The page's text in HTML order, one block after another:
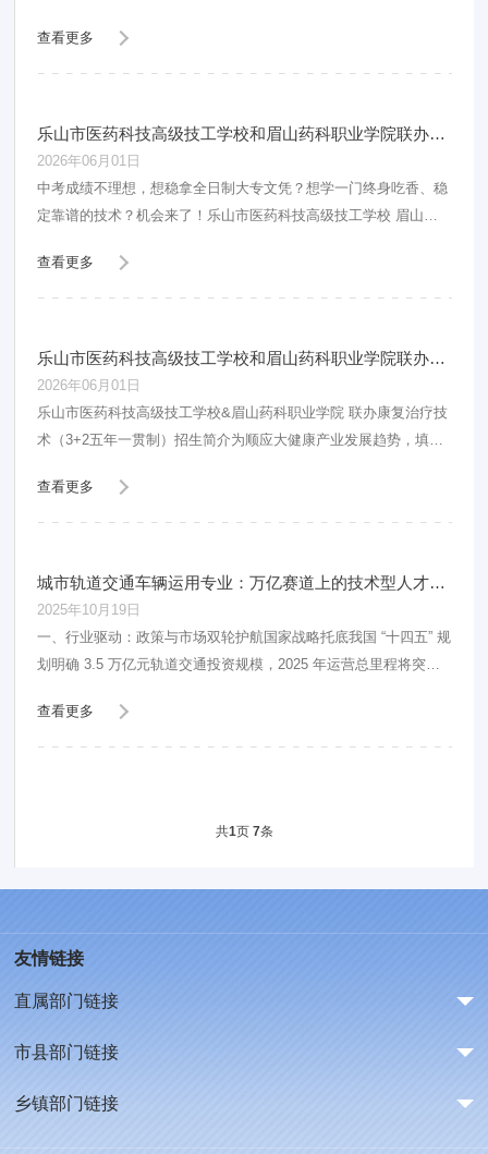
查看更多
乐山市医药科技高级技工学校和眉山药科职业学院联办护理（3+2）招生简介
2026年06月01日
中考成绩不理想，想稳拿全日制大专文凭？想学一门终身吃香、稳
定靠谱的技术？机会来了！乐山市医药科技高级技工学校 眉山药
查看更多
乐山市医药科技高级技工学校和眉山药科职业学院联办康复治疗技术（3+2）招生简介
2026年06月01日
乐山市医药科技高级技工学校&眉山药科职业学院 联办康复治疗技
术（3+2五年一贯制）招生简介为顺应大健康产业发展趋势，填补
查看更多
城市轨道交通车辆运用专业：万亿赛道上的技术型人才前景
2025年10月19日
一、行业驱动：政策与市场双轮护航国家战略托底我国 “十四五” 规
划明确 3.5 万亿元轨道交通投资规模，2025 年运营总里程将突破
查看更多
共1页 7条
友情链接
直属部门链接
市县部门链接
乡镇部门链接